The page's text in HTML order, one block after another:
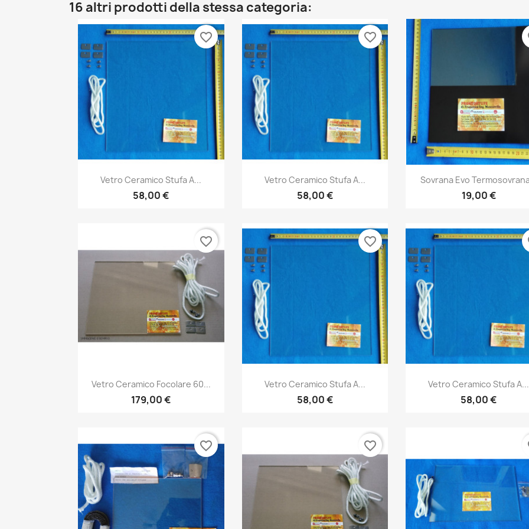
16 altri prodotti della stessa categoria:
Anteprima
Vetro Ceramico Stufa A...
58,00 €
favorite_border
Anteprima
Vetro Ceramico Stufa A...
58,00 €
favorite_border
Anteprima
Sovrana Evo
19,00 €
Anteprima
Vetro Ceramico Focolare 60...
179,00 €
favorite_border
Anteprima
Vetro Ceramico Stufa A...
58,00 €
favorite_border
Anteprima
Vetro Ceramico Stufa A...
58,00 €
favorite_border favorite_border